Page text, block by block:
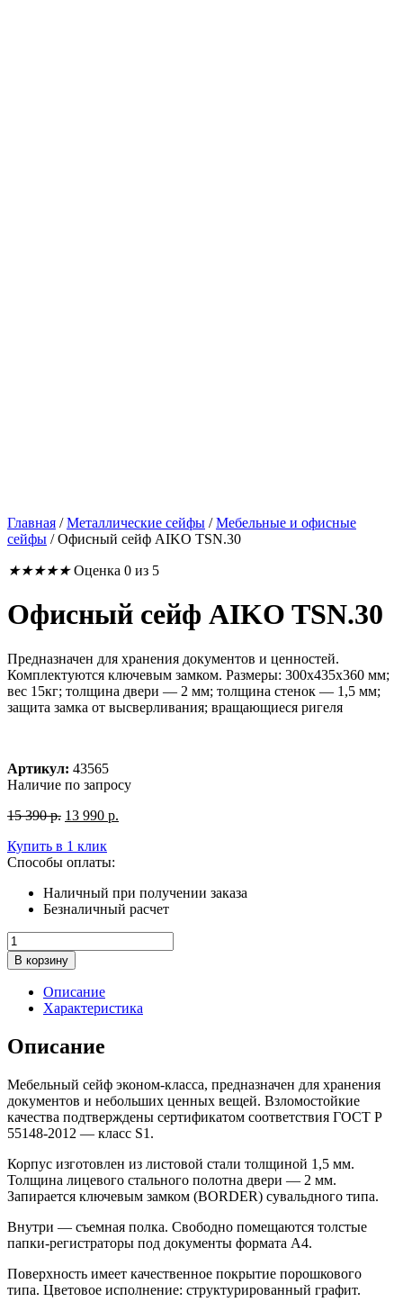
Главная /Металлические сейфы /Мебельные и офисные
сейфы /Офисный сейф AIKO TSN.30
★★★★★ Оценка 0 из 5
Офисный сейф AIKO TSN.30
Предназначен для хранения документов и ценностей.
Комплектуются ключевым замком. Размеры: 300x435x360 мм;
вес 15кг; толщина двери — 2 мм; толщина стенок — 1,5 мм;
защита замка от высверливания; вращающиеся ригеля
Артикул: 43565
Наличие по запросу
15 390р. Первоначальная
составляла
15
р..
13 990 р.
Купить в 1 клик
Способы оплаты:
Наличный при получении заказа
Безналичный расчет
Количество
товара
Офисный
сейф
AIKO
TSN.30
В корзину
Описание
Характеристика
Описание
Мебельный сейф эконом-класса, предназначен для хранения
документов и небольших ценных вещей. Взломостойкие
качества подтверждены сертификатом соответствия ГОСТ Р
55148-2012 — класс S1.
Корпус изготовлен из листовой стали толщиной 1,5 мм.
Толщина лицевого стального полотна двери — 2 мм.
Запирается ключевым замком (BORDER) сувальдного типа.
Внутри — съемная полка. Свободно помещаются толстые
папки-регистраторы под документы формата А4.
Поверхность имеет качественное покрытие порошкового
типа. Цветовое исполнение: структурированный графит.